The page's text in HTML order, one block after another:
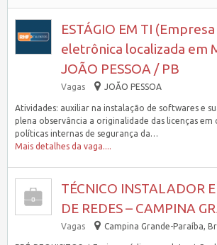
ESTÁGIO EM TI
eletrônica localizada em
JOÃO PESSOA / PB
Vagas JOÃO PESSOA
Atividades: auxiliar na instalação de softwares e
plena observância a originalidade das licenças em
políticas internas de segurança da…
Mais detalhes da vaga....
TÉCNICO INSTALADOR
DE REDES – CAMPINA
Vagas Campina Grande-Paraíba,